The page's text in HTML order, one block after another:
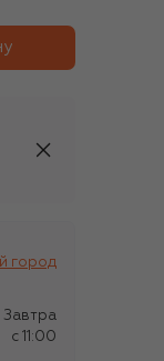
город
Завтра
c 11:00